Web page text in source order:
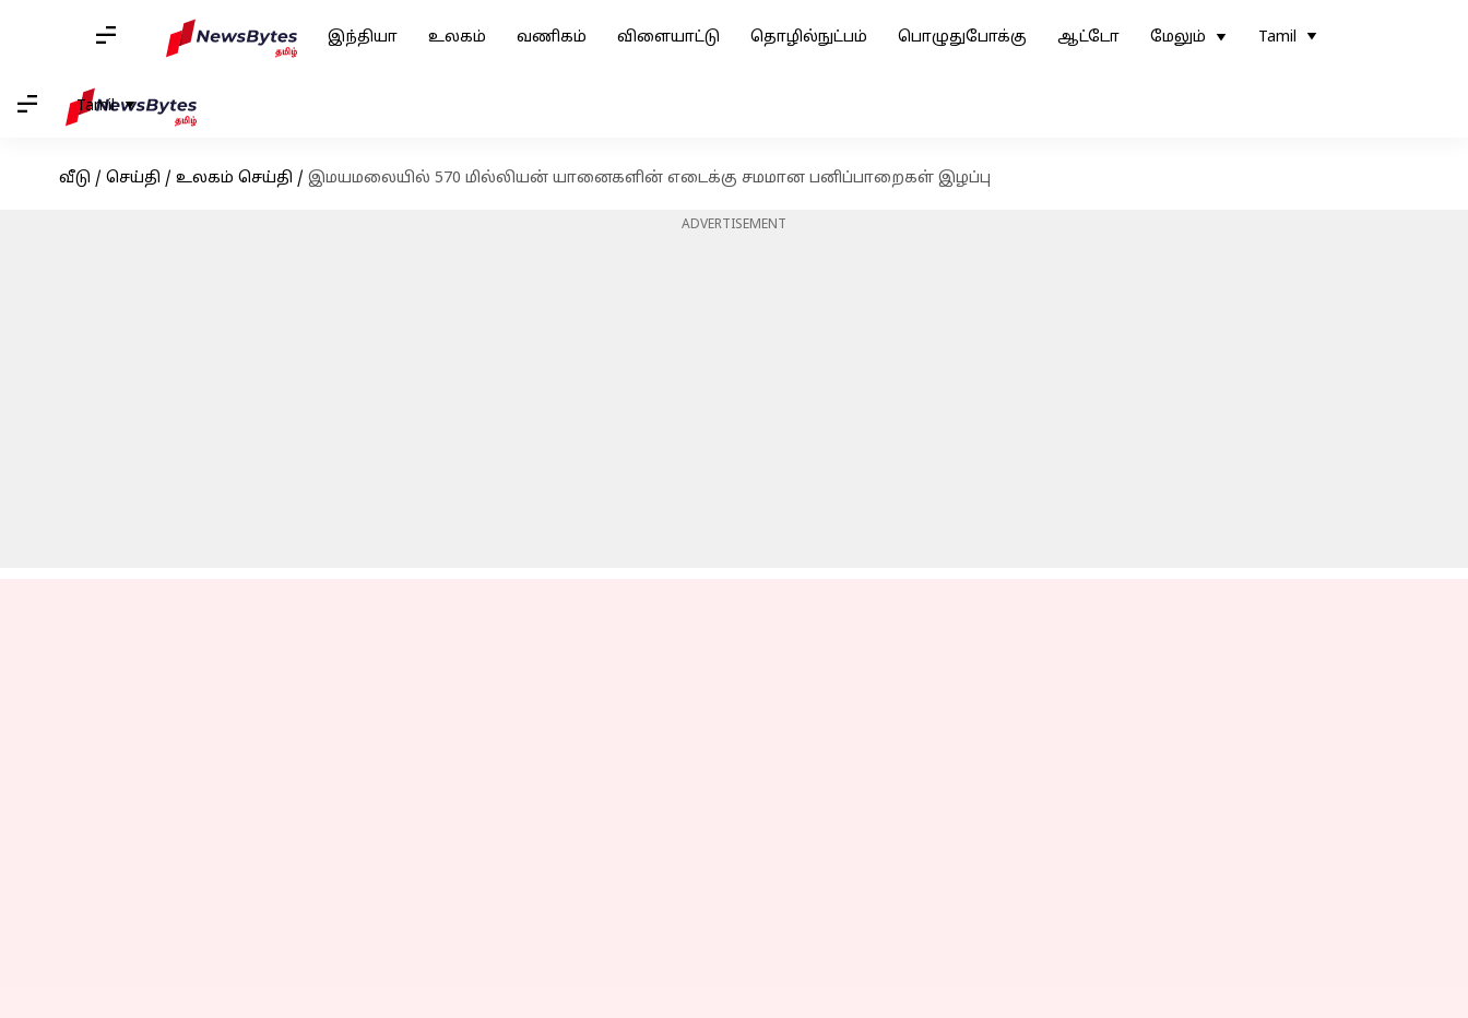
இந்தியா உலகம் வணிகம் விளையாட்டு தொழில்நுட்பம் பொழுதுபோக்கு ஆட்டோ மேலும் Tamil
Tamil
வீடு / செய்தி / உலகம் செய்தி / இமயமலையில் 570 மில்லியன் யானைகளின் எடைக்கு சமமான பனிப்பாறைகள் இழப்பு
ADVERTISEMENT